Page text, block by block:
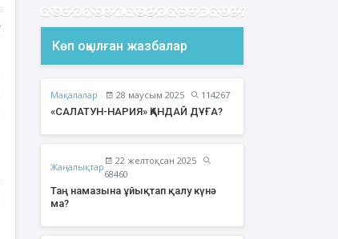
Көп оқылған жазбалар
Мақалалар 28 маусым 2025
114267
«САЛАТУН-НАРИЯ» ҚАНДАЙ ДҰҒА?
Жаңалықтар
22 желтоқсан 2025
68460
Таң намазына ұйықтап қалу күнә
ма?